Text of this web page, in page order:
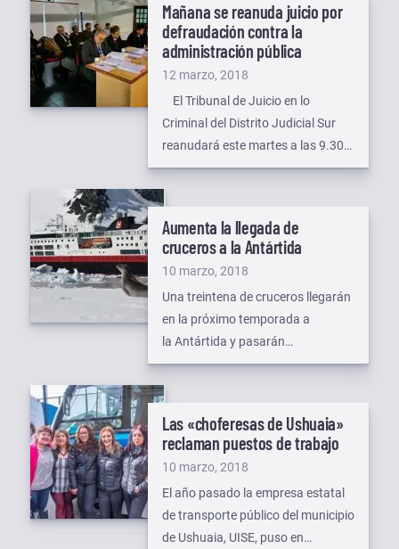
turistas paseaban por la zona y un
automóvil a alta velocidad, se
desvió de la cinta asfáltica y
atropelló a una joven […]
Mañana se reanuda juicio por
defraudación contra la
administración pública
Publicado
12 marzo, 2018
El Tribunal de Juicio en lo
Criminal del Distrito Judicial Sur
reanudará este martes a las 9.30
la continuidad del juicio por
defraudación contra la
están imputadas 6 personas. En
esta jornada está previsto que sea
convocado el perito contador,
Daniel Balihaut para dar su
declaración testimonial, […]
Aumenta la llegada de
cruceros a la Antártida
Publicado
el
10 marzo, 2018
Una treintena de cruceros llegarán
en la próximo temporada a
la Antártida y pasarán
por Ushuaia, gracias a reducciones
de costos, mejoras en la
sector. Actualmente, la cifra de
esos buques turísticos que viajan
al continente blanco y pasan por la
ciudad austral es de 25 y, a través
de distintas políticas destinadas al
sector, el Gobierno […]
Las «choferesas de Ushuaia»
reclaman puestos de trabajo
Publicado
el
10 marzo, 2018
El año pasado la empresa estatal
de transporte público del municipio
de Ushuaia, UISE, puso en